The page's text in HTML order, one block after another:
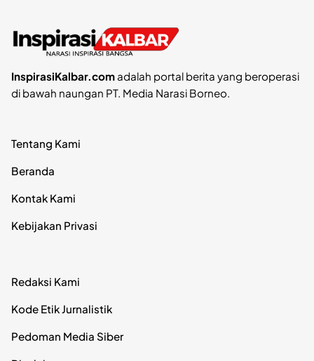
InspirasiKalbar.comadalah portal berita yang beroperasi
di bawah naungan PT. Media Narasi Borneo.
Tentang Kami
Beranda
Kontak Kami
Kebijakan Privasi
Redaksi Kami
Kode Etik Jurnalistik
Pedoman Media Siber